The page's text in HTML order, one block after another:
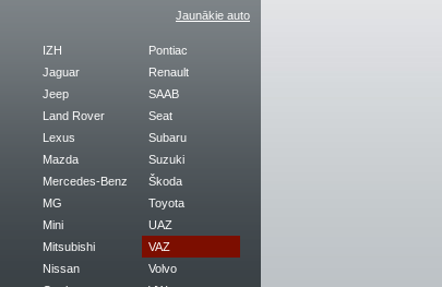
Jaunākie auto
IZH
Jaguar
Jeep
Land Rover
Lexus
Mazda
Mercedes-Benz
MG
Mini
Mitsubishi
Nissan
Pontiac
Renault
SAAB
Seat
Subaru
Suzuki
Škoda
Toyota
UAZ
VAZ
Volvo